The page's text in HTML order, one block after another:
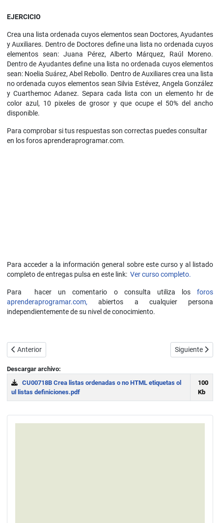
EJERCICIO
Crea una lista ordenada cuyos elementos sean Doctores, Ayudantes
y Auxiliares. Dentro de Doctores define una lista no ordenada cuyos
elementos sean: Juana Pérez, Alberto Márquez, Raúl Moreno.
Dentro de Ayudantes define una lista no ordenada cuyos elementos
sean: Noelia Suárez, Abel Rebollo. Dentro de Auxiliares crea una lista
no ordenada cuyos elementos sean Silvia Estévez, Angela González
y Cuarthemoc Adanez. Separa cada lista con un elemento hr de
color azul, 10 pixeles de grosor y que ocupe el 50% del ancho
disponible.
Para comprobar si tus respuestas son correctas puedes consultar
en los foros aprenderaprogramar.com.
Para acceder a la información general sobre este curso y al listado
completo de entregas pulsa en este link: Ver curso completo.
Para hacer un comentario o consulta utiliza losforos
aprenderaprogramar.com, abiertos a cualquier persona
independientemente de su nivel de conocimiento.
Artículo anterior: Hipervínculos, links o enlaces HTML. Etiqueta a.
Anterior Artículo
Siguiente
Descargar archivo:
CU00718B Crea listas ordenadas o no HTML etiquetas ol
ul listas definiciones.pdf
100
Kb